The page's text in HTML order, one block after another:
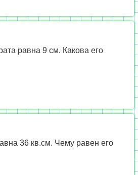
равна 9 см. Какова его
36 кв.см. Чему равен его